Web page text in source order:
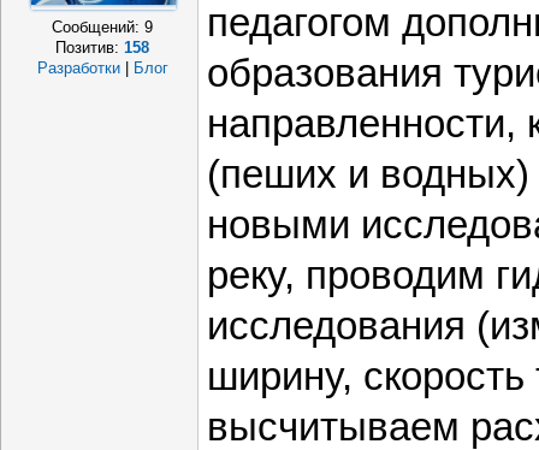
Сообщений:9
Позитив:158
Разработки
Блог
педагогом
образования
направленности,
(пеших и водных)
новыми
реку, проводим
исследования
ширину, скорость
высчитываем